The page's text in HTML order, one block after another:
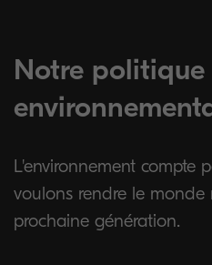
Notre politique
L'environnement compte
voulons rendre le monde
prochaine génération.